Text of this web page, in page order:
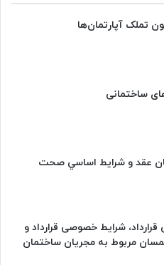
تملک آپارتمان‌ها
ساختمانی
عقد و شرايط اساسي صحت
شرایط خصوصی قرارداد و
مربوط به مجریان ساختمان